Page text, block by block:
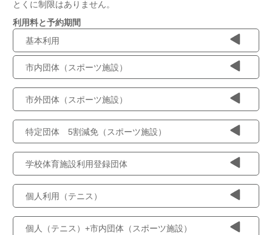
とくに制限はありません。
利用料と予約期間
基本利用
市内団体（スポーツ施設）
市外団体（スポーツ施設）
特定団体 5割減免（スポーツ施設）
学校体育施設利用登録団体
個人利用（テニス）
個人（テニス）+市内団体（スポーツ施設）